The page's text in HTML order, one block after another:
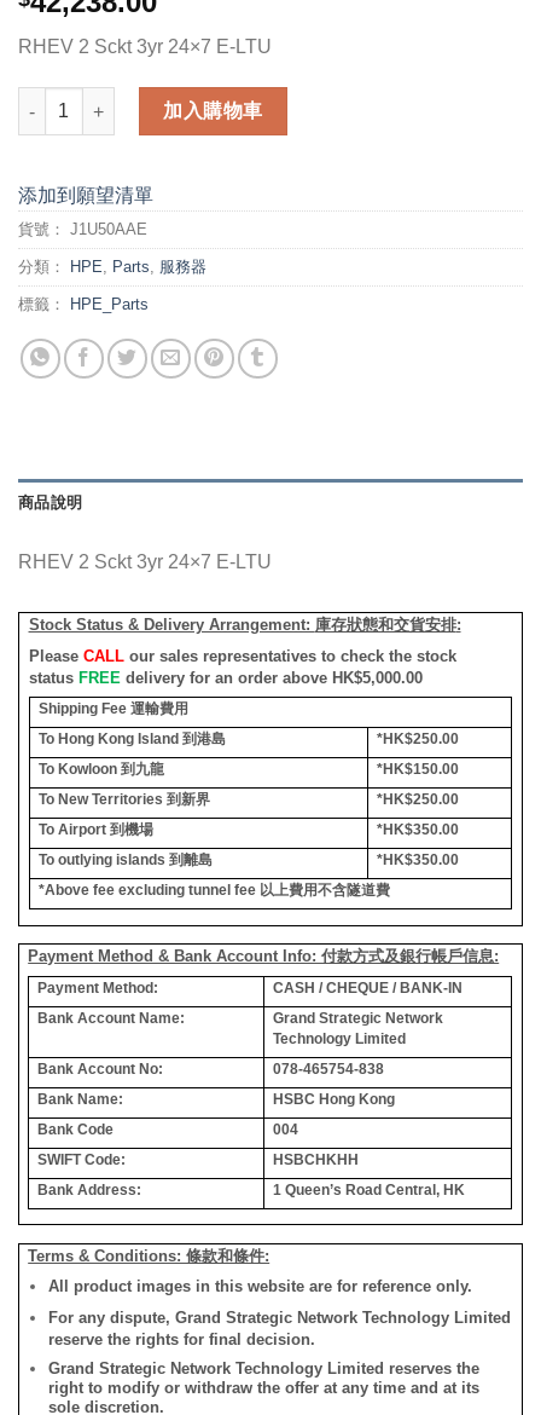
RHEV 2 Sckt 3yr 24×7 E-LTU
RHEV 2 Sckt 3yr 24x7 E-LTU (J1U50AAE) 數量
加入購物車
添加到願望清單
貨號： J1U50AAE
分類： HPE, Parts, 服務器
標籤： HPE_Parts
商品說明
RHEV 2 Sckt 3yr 24×7 E-LTU
Stock Status & Delivery Arrangement: 庫存狀態和交貨安排:
Please CALLour sales representatives to check the stock
status FREE delivery for an order above HK$5,000.00
Shipping Fee 運輸費用
To Hong Kong Island 到港島
*HK$250.00
To Kowloon 到九龍
*HK$150.00
To New Territories 到新界
*HK$250.00
To Airport 到機場
*HK$350.00
To outlying islands 到離島
*HK$350.00
*Above fee excluding tunnel fee 以上費用不含隧道費
Payment Method & Bank Account Info: 付款方式及銀行帳戶信息:
Payment Method:
CASH / CHEQUE / BANK-IN
Bank Account Name:
Grand Strategic Network
Technology Limited
Bank Account No:
078-465754-838
Bank Name:
HSBC Hong Kong
Bank Code
004
SWIFT Code:
HSBCHKHH
Bank Address:
1 Queen’s Road Central, HK
Terms & Conditions: 條款和條件:
All product images in this website are for reference only.
For any dispute, Grand Strategic Network Technology Limited
reserve the rights for final decision.
Grand Strategic Network Technology Limited reserves the
right to modify or withdraw the offer at any time and at its
sole discretion.